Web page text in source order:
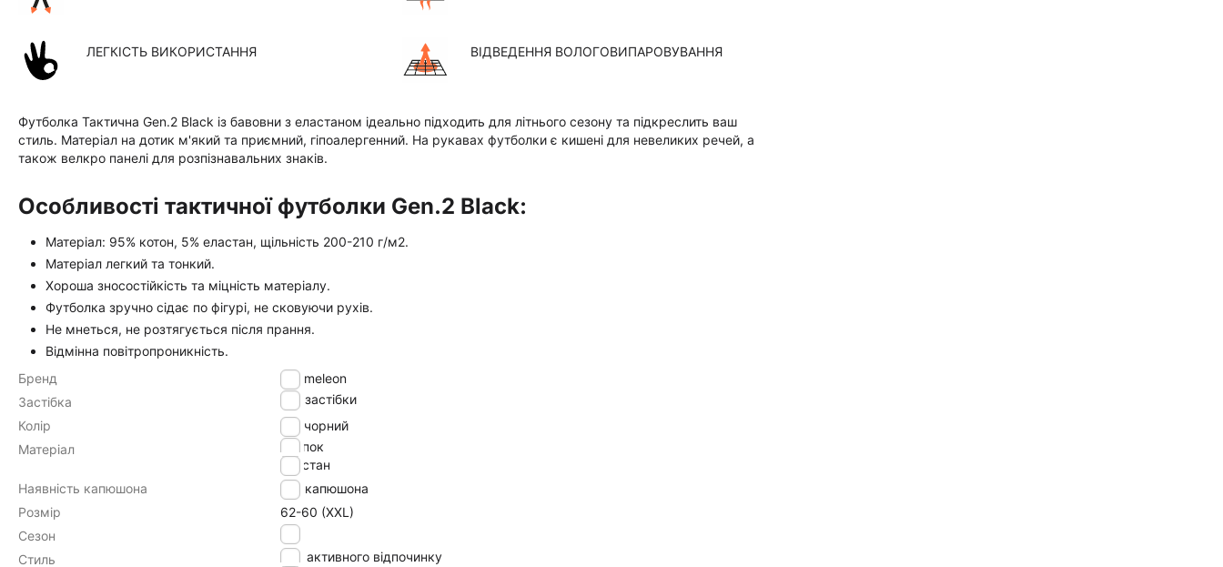
ЛЕГКІСТЬ ВИКОРИСТАННЯ ВІДВЕДЕННЯ ВОЛОГОВИПАРОВУВАННЯ
Футболка Тактична Gen.2 Black із бавовни з еластаном ідеально підходить для літнього сезону та підкреслить ваш
стиль. Матеріал на дотик м'який та приємний, гіпоалергенний. На рукавах футболки є кишені для невеликих речей, а
також велкро панелі для розпізнавальних знаків.
Особливості тактичної футболки Gen.2 Black:
Матеріал: 95% котон, 5% еластан, щільність 200-210 г/м2.
Матеріал легкий та тонкий.
Хороша зносостійкість та міцність матеріалу.
Футболка зручно сідає по фігурі, не сковуючи рухів.
Не мнеться, не розтягується після прання.
Відмінна повітропроникність.
Бренд
Chameleon
Застібка
без застібки
Колір
чорний
Матеріал
хлопок
эластан
Наявність капюшона
без капюшона
Розмір
62-60 (XXL)
Сезон
літо
Стиль
для активного відпочинку